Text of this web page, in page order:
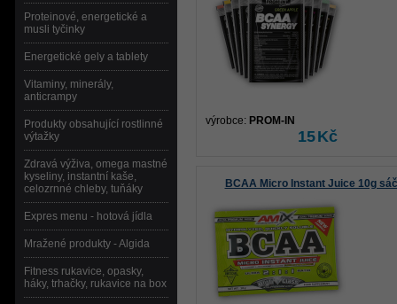
výrobce: PROM-IN
15Kč
BCAA Micro Instant Juice 10g
Proteinové, energetické a
musli tyčinky
Energetické gely a tablety
Vitaminy, minerály,
anticrampy
Produkty obsahující rostlinné
výtažky
Zdravá výživa, omega mastné
kyseliny, instantní kaše,
celozrnné chleby, tuňáky
Expres menu - hotová jídla
Mražené produkty - Algida
Fitness rukavice, opasky,
háky, trhačky, rukavice na box